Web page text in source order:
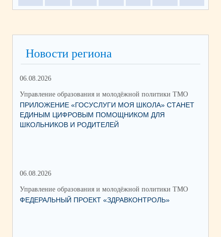
Новости региона
06.08.2026
Управление образования и молодёжной политики ТМО
ПРИЛОЖЕНИЕ «ГОСУСЛУГИ МОЯ ШКОЛА» СТАНЕТ
ЕДИНЫМ ЦИФРОВЫМ ПОМОЩНИКОМ ДЛЯ
ШКОЛЬНИКОВ И РОДИТЕЛЕЙ
06.08.2026
Управление образования и молодёжной политики ТМО
ФЕДЕРАЛЬНЫЙ ПРОЕКТ «ЗДРАВКОНТРОЛЬ»